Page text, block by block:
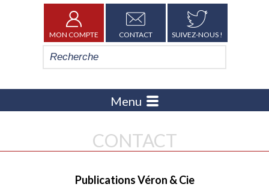
MON COMPTE CONTACT SUIVEZ-NOUS !
Menu
CONTACT
Publications Véron & Cie